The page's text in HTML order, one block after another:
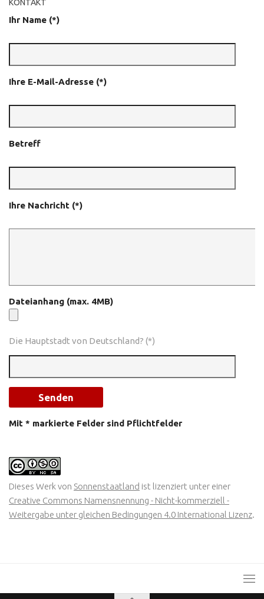
KONTAKT
Ihr Name (*)
Ihre E-Mail-Adresse (*)
Betreff
Ihre Nachricht (*)
Dateianhang (max. 4MB)
Die Hauptstadt von Deutschland? (*)
Mit * markierte Felder sind Pflichtfelder
Dieses Werk von Sonnenstaatland ist lizenziert unter einer
Creative Commons Namensnennung - Nicht-kommerziell -
Weitergabe unter gleichen Bedingungen 4.0 International Lizenz.